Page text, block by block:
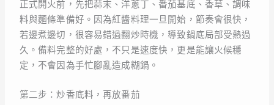
正式開火前，先把蒜末、洋蔥丁、番茄基底、香草、調味
料與麵條準備好。因為紅醬料理一旦開始，節奏會很快，
若邊煮邊切，很容易錯過翻炒時機，導致鍋底局部受熱過
久。備料完整的好處，不只是速度快，更是能讓火候穩
定，不會因為手忙腳亂造成糊鍋。
第二步：炒香底料，再放番茄